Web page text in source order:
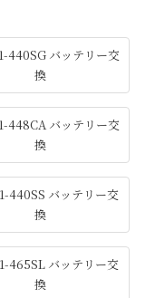
440SG バッテリー交
換
448CA バッテリー交
換
440SS バッテリー交
換
465SL バッテリー交
換